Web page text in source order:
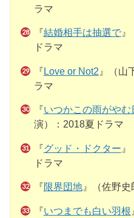
ラマ
『結婚相手は抽選で』
ドラマ
『 Love or Not2 』（山
ラマ
『いつかこの雨がやむ
演）：2018夏ドラマ
『グッド・ドクター
ドラマ
『限界団地』（佐野史
『いつまでも白い羽根